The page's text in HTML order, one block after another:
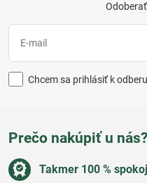
Chcem sa prihlásiť k
Prečo nakúpiť u nás?
Takmer 100 %